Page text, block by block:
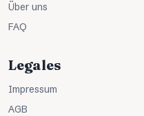
Über uns
FAQ
Legales
Impressum
AGB